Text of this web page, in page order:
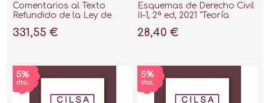
Comentarios al Texto
Refundido de la Ley de
2022 "2 Tomos"
331,55 €
Esquemas de Derecho Civil
II-1, 2ª ed, 2021 "Teoría
obligaciones y teoría
28,40 €